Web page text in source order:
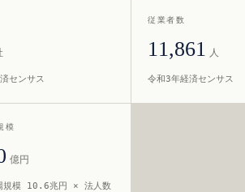
センサス
従業者数
11,861 人
令和3年経済センサス
模
億円
規模 10.6兆円 × 法人数